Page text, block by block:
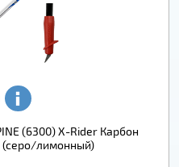
(6300) X-Rider Карбон
(серо/лимонный)